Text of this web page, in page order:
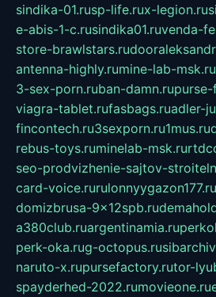
sindika-01.rusp-life.rux-legion.ru
e-abis-1-c.rusindika01.ruvenda-
store-brawlstars.ru
antenna-highly.rumine-lab-msk.ru
3-sex-porn.ruban-damn.ru
viagra-tablet.rufasbags.ruadler-
fincontech.ru3sexporn.ru1mus.ru
rebus-toys.ruminelab-msk.ru
seo-prodvizhenie-sajtov-
card-voice.rurulonnyygazon177.ru
domizbrusa-9x12spb.ru
a380club.ruargentinamia.ru
perk-oka.rug-octopus.ru
naruto-x.rupursefactory.rutor-
spayderhed-2022.rumovieone.ru